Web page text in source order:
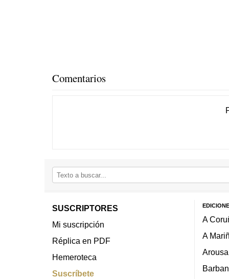
Comentarios
SUSCRIPTORES
Mi suscripción
Réplica en PDF
Hemeroteca
Suscríbete
A
A
Arousa